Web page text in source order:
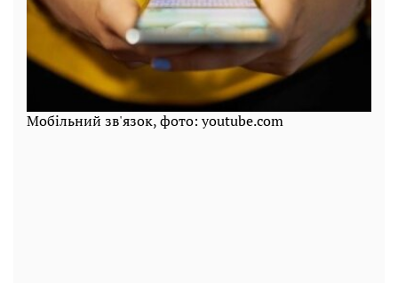
Мобільний зв'язок, фото: youtube.com